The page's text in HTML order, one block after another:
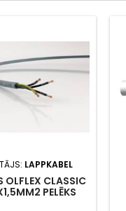
LAPPKABEL
OLFLEX CLASSIC
PELĒKS